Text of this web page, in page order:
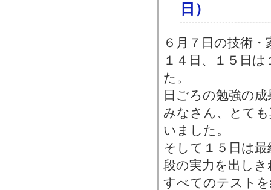
日）
６月７日の技術
１４日、１５日
た。
日ごろの勉強の
みなさん、とて
いました。
そして１５日は
段の実力を出し
すべてのテスト